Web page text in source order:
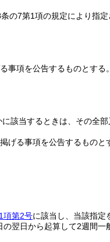
の7第1項の規定により指
事項を公告するものとする。
該当するときは、その全
げる事項を公告するものと
項第2号に該当し、当該指定
翌日から起算して2週間一